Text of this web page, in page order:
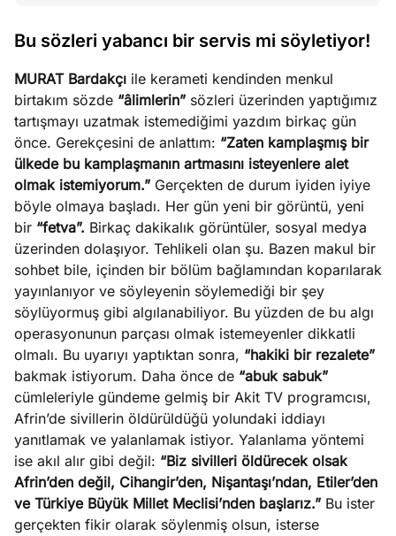
5, 2026
caiz
Ağustos
4, 2026
umutlu
ister
Köşe
Yazıları
Spor
Yazıları
Yazıları
Bu sözleri yabancı bir servis mi söyletiyor!
MURAT Bardakçı ile kerameti kendinden menkul
birtakım sözde “âlimlerin” sözleri üzerinden yaptığımız
tartışmayı uzatmak istemediğimi yazdım birkaç gün
önce. Gerekçesini de anlattım: “Zaten kamplaşmış bir
ülkede bu kamplaşmanın artmasını isteyenlere alet
olmak istemiyorum.” Gerçekten de durum iyiden iyiye
böyle olmaya başladı. Her gün yeni bir görüntü, yeni
bir “fetva”. Birkaç dakikalık görüntüler, sosyal medya
üzerinden dolaşıyor. Tehlikeli olan şu. Bazen makul bir
sohbet bile, içinden bir bölüm bağlamından koparılarak
yayınlanıyor ve söyleyenin söylemediği bir şey
söylüyormuş gibi algılanabiliyor. Bu yüzden de bu algı
operasyonunun parçası olmak istemeyenler dikkatli
olmalı. Bu uyarıyı yaptıktan sonra, “hakiki bir rezalete”
bakmak istiyorum. Daha önce de “abuk sabuk”
cümleleriyle gündeme gelmiş bir Akit TV programcısı,
Afrin’de sivillerin öldürüldüğü yolundaki iddiayı
yanıtlamak ve yalanlamak istiyor. Yalanlama yöntemi
ise akıl alır gibi değil: “Biz sivilleri öldürecek olsak
Afrin’den değil, Cihangir’den, Nişantaşı’ndan, Etiler’den
ve Türkiye Büyük Millet Meclisi’nden başlarız.” Bu ister
gerçekten fikir olarak söylenmiş olsun, isterse